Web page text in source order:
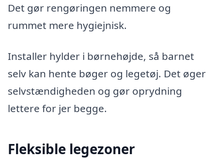
Det gør rengøringen nemmere og
rummet mere hygiejnisk.
Installer hylder i børnehøjde, så barnet
selv kan hente bøger og legetøj. Det øger
selvstændigheden og gør oprydning
lettere for jer begge.
Fleksible legezoner